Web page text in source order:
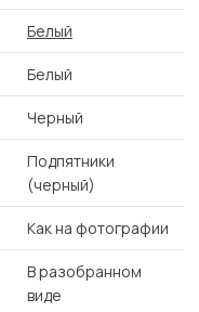
Белый
Белый
Черный
Подпятники
(черный)
Как на фотографии
В разобранном
виде